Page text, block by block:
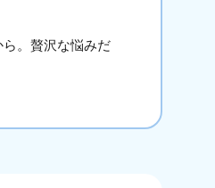
。贅沢な悩みだ